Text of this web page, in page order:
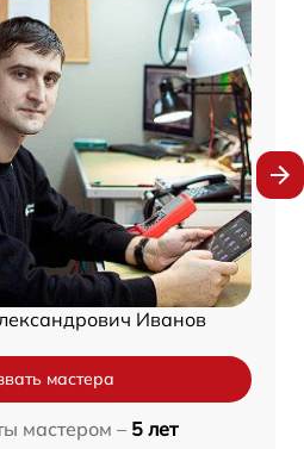
Иванов
мастера
мастером – 5 лет